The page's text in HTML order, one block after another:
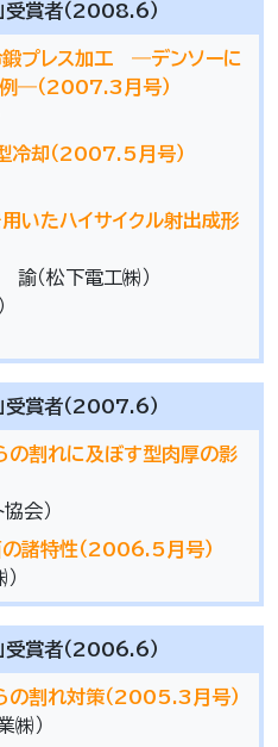
受賞者（2008.6）
鍛プレス加工 ―デンソーに
―（2007.3月号）
冷却（2007.5月号）
いたハイサイクル射出成形
（松下電工㈱）
受賞者（2007.6）
の割れに及ぼす型肉厚の影
会）
諸特性（2006.5月号）
受賞者（2006.6）
の割れ対策（2005.3月号）
㈱）